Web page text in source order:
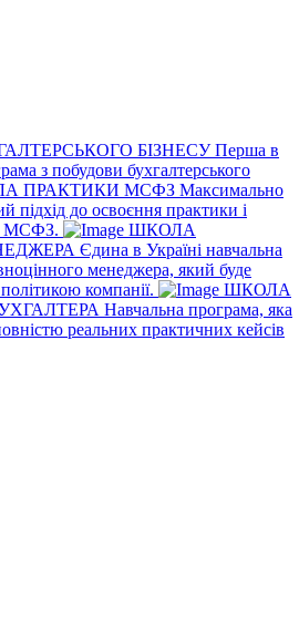
БІЗНЕСУПерша в
з побудови бухгалтерського
ПРАКТИКИ МСФЗ Максимально
підхід до освоєння практики і
МСФЗ.
ШКОЛА
Єдина в Україні навчальна
менеджера, який буде
компанії.
ШКОЛА
Навчальна програма, яка
реальних практичних кейсів